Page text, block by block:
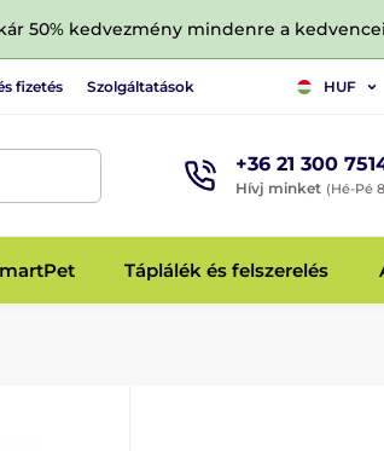
50% kedvezmény mindenre a
fizetés Szolgáltatások HUF
+36 21 300
Hívj minket (Hé-Pé
Táplálék és felszerelés